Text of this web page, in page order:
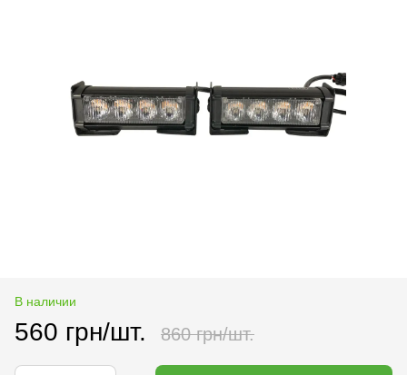
В наличии
560 грн/шт. 860 грн/шт.